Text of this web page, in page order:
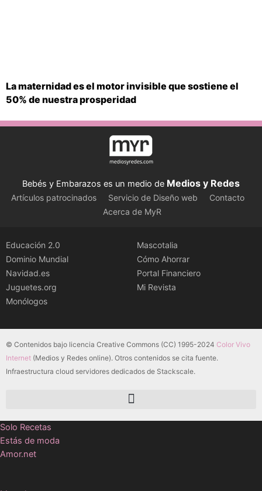
La maternidad es el motor invisible que sostiene el
50% de nuestra prosperidad
Bebés y Embarazos es un medio de Medios y Redes
Artículos patrocinados Servicio de Diseño web
Contacto
Acerca de MyR
Educación 2.0
Dominio Mundial
Navidad.es
Juguetes.org
Monólogos
Mascotalia
Cómo Ahorrar
Portal Financiero
Mi Revista
© Contenidos bajo licencia Creative Commons (CC) 1995-2024 Color Vivo
Internet (Medios y Redes online). Otros contenidos se cita fuente.
Infraestructura cloud servidores dedicados de Stackscale.
Solo Recetas
Estás de moda
Amor.net